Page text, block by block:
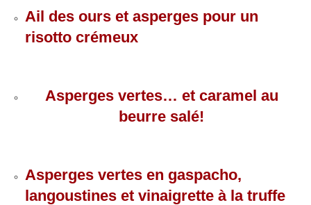
Ail des ours et asperges pour un
risotto crémeux
Asperges vertes… et caramel au
beurre salé!
Asperges vertes en gaspacho,
langoustines et vinaigrette à la truffe